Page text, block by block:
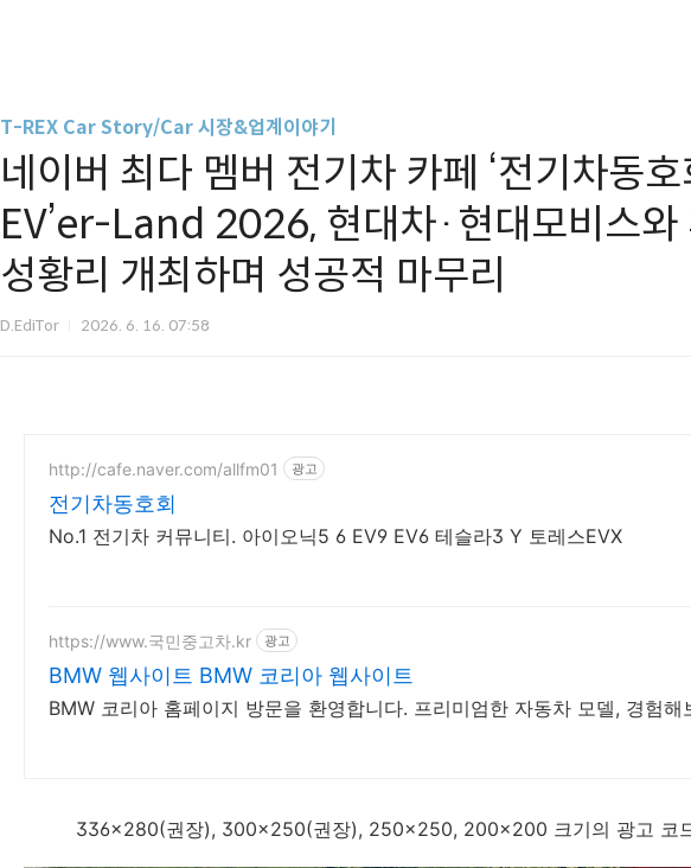
T-REX Car Story/Car 시장&업계이야기
네이버 최다 멤버 전기차 카페 ‘전기차동호
EV’er-Land 2026, 현대차·현대모비스와
성황리 개최하며 성공적 마무리
D.EdiTor 2026. 6. 16. 07:58
http://cafe.naver.com/allfm01 광고
전기차동호회
No.1 전기차 커뮤니티. 아이오닉5 6 EV9 EV6 테슬라3 Y 토레스EVX
https://www.국민중고차.kr 광고
BMW 웹사이트 BMW 코리아 웹사이트
BMW 코리아 홈페이지 방문을 환영합니다. 프리미엄한 자동차 모델, 경험해
336x280(권장), 300x250(권장), 250x250, 200x200 크기의 광고 코